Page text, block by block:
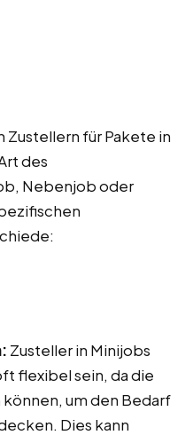
für Pakete in
des
Nebenjob oder
Zusteller in Minijobs
flexibel sein, da die
um den Bedarf
Dies kann